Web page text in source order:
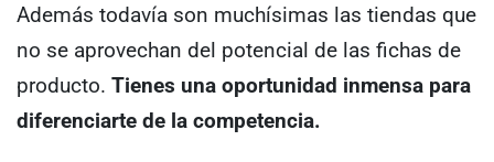
Además todavía son muchísimas las tiendas que
no se aprovechan del potencial de las fichas de
producto. Tienes una oportunidad inmensa para
diferenciarte de la competencia.